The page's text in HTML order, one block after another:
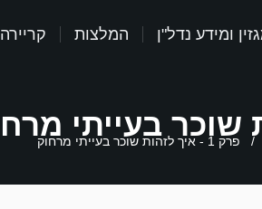
ומידע נדל"ן המלצות קריירה
/ פרק 1 - איך לזהות שוכר בעייתי מרחוק